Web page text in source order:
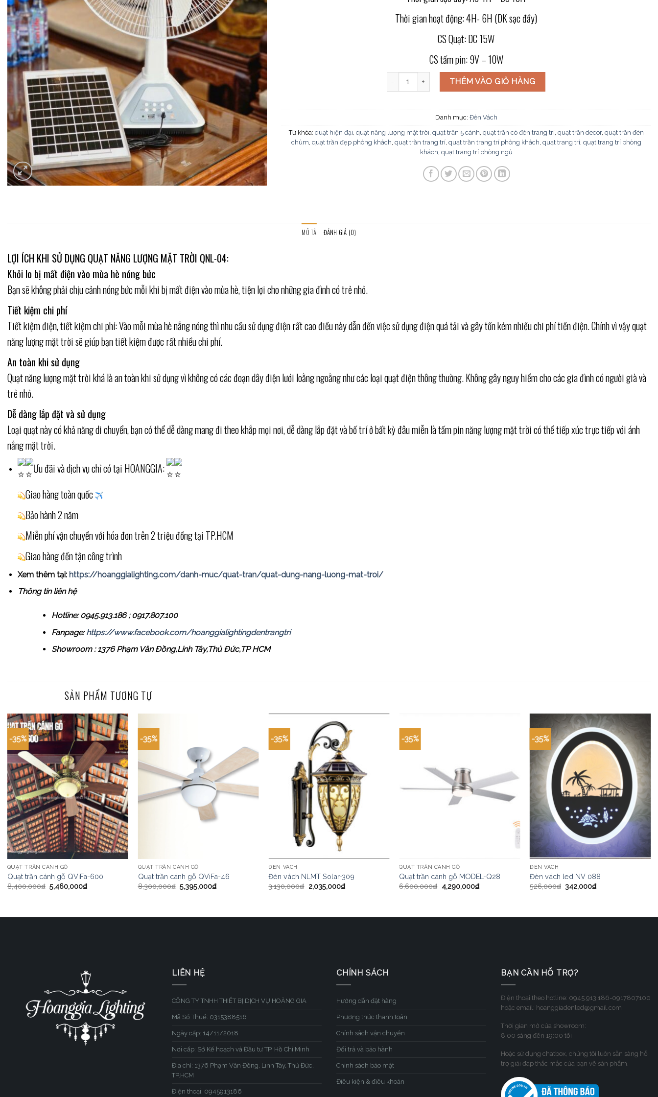
Thời gian hoạt động: 4H- 6H (DK sạc đầy)
CS Quạt: DC 15W
CS tấm pin: 9V – 10W
Quạt sạc điện và năng lượng mặt trời QNL-04 số lượng
THÊM VÀO GIỎ HÀNG
Danh mục: Đèn Vách
Từ khóa: quạt hiện đại quạt năng lượng mặt trời quạt trần 5 cánh quạt trần có đèn trang trí, quạt trần decor, quạt trần đèn
chùm quạt trần đẹp phòng khách quạt trần trang trí, quạt trần trang trí phòng khách quạt trang trí, quạt trang trí phòng
khách quạt trang trí phòng ngủ
MÔ TẢ ĐÁNH GIÁ (0)
LỢI ÍCH KHI SỬ DỤNG QUẠT NĂNG LƯỢNG MẶT TRỜI QNL-04:
Khỏi lo bị mất điện vào mùa hè nóng bức
Bạn sẽ không phải chịu cảnh nóng bức mỗi khi bị mất điện vào mùa hè, tiện lợi cho những gia đình có trẻ nhỏ.
Tiết kiệm chi phí
Tiết kiệm điện, tiết kiệm chi phí: Vào mỗi mùa hè nắng nóng thì nhu cầu sử dụng điện rất cao điều này dẫn đến việc sử dụng điện quá tải và gây tốn kém nhiều chi phí tiền điện. Chính vì vậy quạt
năng lượng mặt trời sẽ giúp bạn tiết kiệm được rất nhiều chi phí.
An toàn khi sử dụng
Quạt năng lượng mặt trời khá là an toàn khi sử dụng vì không có các đoạn dây điện lưới loằng ngoằng như các loại quạt điện thông thường. Không gây nguy hiểm cho các gia đình có người già và
trẻ nhỏ.
Dễ dàng lắp đặt và sử dụng
Loại quạt này có khả năng di chuyển, bạn có thể dễ dàng mang đi theo khắp mọi nơi, dễ dàng lắp đặt và bố trí ở bất kỳ đâu miễn là tấm pin năng lượng mặt trời có thể tiếp xúc trực tiếp với ánh
nắng mặt trời.
Ưu đãi và dịch vụ chỉ có tại HOANGGIA:
Giao hàng toàn quốc
Bảo hành 2 năm
Miễn phí vận chuyển với hóa đơn trên 2 triệu đồng tại TP.HCM
Giao hàng đến tận công trình
Xem thêm tại: https://hoanggialighting.com/danh-muc/quat-tran/quat-dung-nang-luong-mat-troi/
Thông tin liên hệ
Hotline: 0945.913.186 ; 0917.807.100
Fanpage:https://www.facebook.com/hoanggialightingdentrangtri
Showroom : 1376 Phạm Văn Đồng,Linh Tây,Thủ Đức,TP HCM
SẢN PHẨM TƯƠNG TỰ
-35%
QUẠT TRẦN CÁNH GỖ
Quạt trần cánh gỗ QViFa-600
8,400,000₫ 5,460,000₫
-35%
QUẠT TRẦN CÁNH GỖ
Quạt trần cánh gỗ QViFa-46
8,300,000₫ 5,395,000₫
-35%
ĐÈN VÁCH
Đèn vách NLMT Solar-309
3,130,000₫ 2,035,000₫
-35%
QUẠT TRẦN CÁNH GỖ
Quạt trần cánh gỗ MODEL-Q28
6,600,000₫ 4,290,000₫
-35%
ĐÈN VÁCH
Đèn vách led NV 088
526,000₫ 342,000₫
LIÊN HỆ
CÔNG TY TNHH THIẾT BỊ DỊCH VỤ HOÀNG GIA
Mã Số Thuế: 0315388516
Ngày cấp: 14/11/2018
Nơi cấp: Sở Kế hoạch và Đầu tư TP. Hồ Chí Minh
Địa chỉ: 1376 Phạm Văn Đồng, Linh Tây, Thủ Đức,
TP.HCM
Điện thoại: 0945913186
CHÍNH SÁCH
Hướng dẫn đặt hàng
Phương thức thanh toán
Chính sách vận chuyển
Đổi trả và bảo hành
Chính sách bảo mật
Điều kiện & điều khoản
BẠN CẦN HỖ TRỢ?
Điện thoại theo hotline: 0945.913.186-0917807100
hoặc email: hoanggiadenled@gmail.com
Thời gian mở cửa showroom:
8:00 sáng đến 19:00 tối
Hoặc sử dụng chatbox, chúng tôi luôn sẳn sàng hỗ
trợ giải đáp thắc mắc của bạn về sản phẩm.